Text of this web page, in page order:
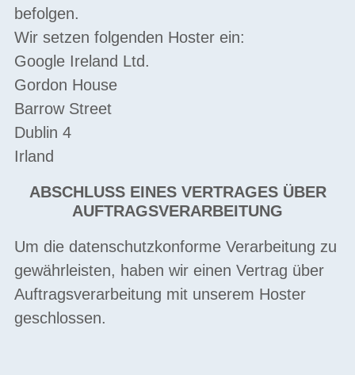
befolgen.
Wir setzen folgenden Hoster ein:
Google Ireland Ltd.
Gordon House
Barrow Street
Dublin 4
Irland
ABSCHLUSS EINES VERTRAGES ÜBER
AUFTRAGSVERARBEITUNG
Um die datenschutzkonforme Verarbeitung zu
gewährleisten, haben wir einen Vertrag über
Auftragsverarbeitung mit unserem Hoster
geschlossen.